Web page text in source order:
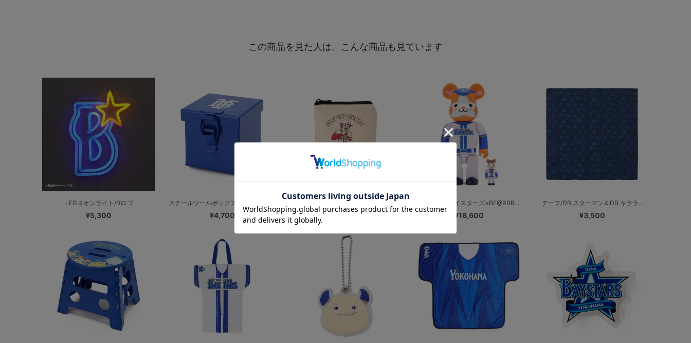
この商品を見た人は、こんな商品も見ています
LEDネオンライト/Bロゴ
¥5,300
スチールツールボックス/ボールサイズ
¥4,700
【+B】/ポーチ/カレー 横浜DeNAベイスターズ×BE@RBR...
¥18,600
チーフ/DB.スターマン＆DB.キララ...
¥3,500